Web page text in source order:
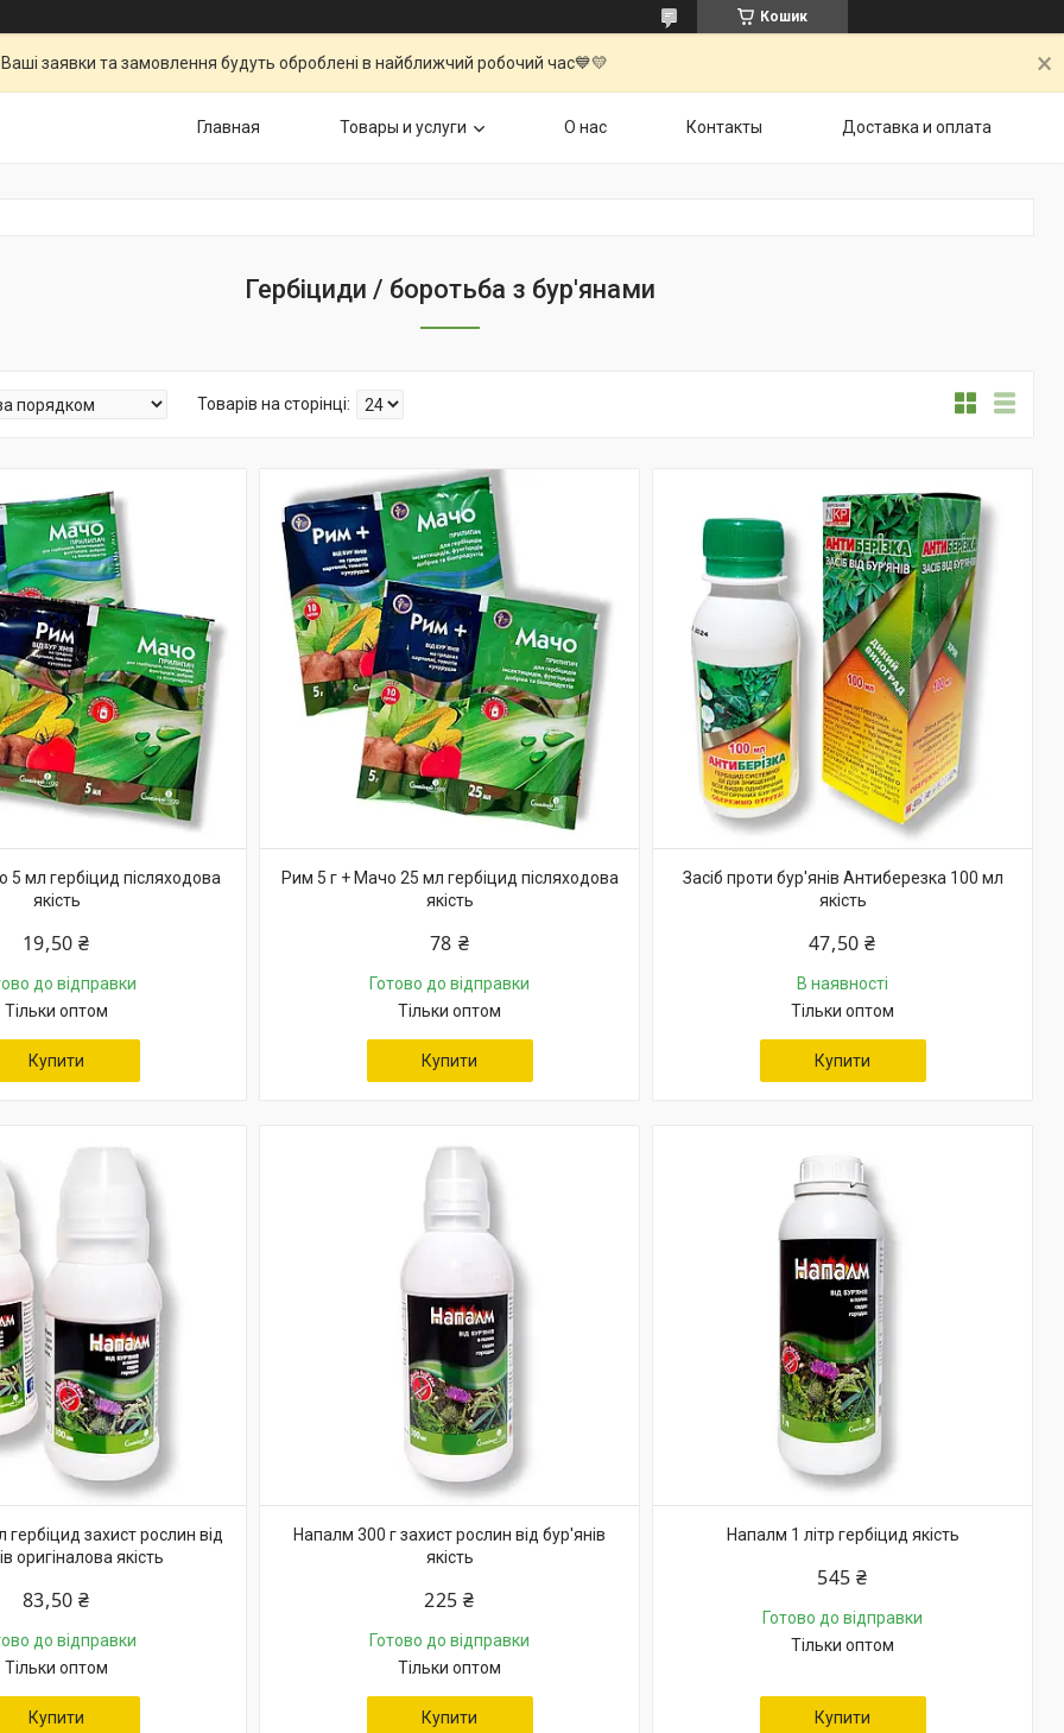
Кошик
Ваші заявки та замовлення будуть оброблені в найближчий робочий час💙💛
Главная Товары и услуги О нас Контакты Доставка и оплата
Гербіциди / боротьба з бур'янами
5 мл гербіцид післяходова
якість
19,50 ₴
до відправки
Тільки оптом
Купити
Рим 5 г + Мачо 25 мл гербіцид післяходова
якість
78 ₴
Готово до відправки
Тільки оптом
Купити
Засіб проти бур'янів Антиберезка 100 мл
якість
47,50 ₴
В наявності
Тільки оптом
Купити
захист рослин від
оригіналова якість
83,50 ₴
до відправки
Тільки оптом
Купити
Напалм 300 г захист рослин від бур'янів
якість
225 ₴
Готово до відправки
Тільки оптом
Купити
Напалм 1 літр гербіцид якість
545 ₴
Готово до відправки
Тільки оптом
Купити